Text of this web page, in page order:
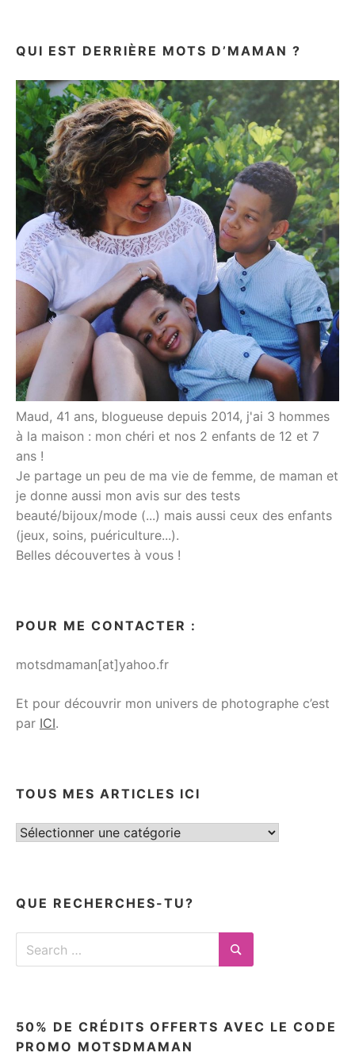
QUI EST DERRIÈRE MOTS D’MAMAN ?
Maud, 41 ans, blogueuse depuis 2014, j'ai 3 hommes
à la maison : mon chéri et nos 2 enfants de 12 et 7
ans !
Je partage un peu de ma vie de femme, de maman et
je donne aussi mon avis sur des tests
beauté/bijoux/mode (...) mais aussi ceux des enfants
(jeux, soins, puériculture...).
Belles découvertes à vous !
POUR ME CONTACTER :
motsdmaman[at]yahoo.fr
Et pour découvrir mon univers de photographe c’est
par ICI.
TOUS MES ARTICLES ICI
Tous
QUE RECHERCHES-TU?
Search
for:
Search
50% DE CRÉDITS OFFERTS AVEC LE CODE
PROMO MOTSDMAMAN